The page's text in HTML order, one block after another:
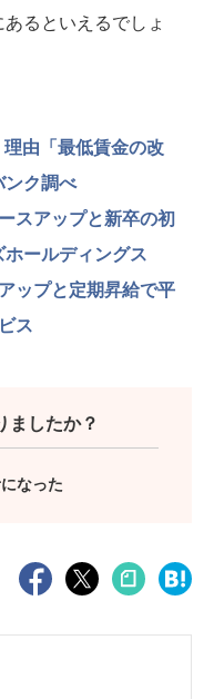
るといえるでしょ
由「最低賃金の改
ク調べ
スアップと新卒の初
ールディングス
ップと定期昇給で平
ス
ましたか？
なった